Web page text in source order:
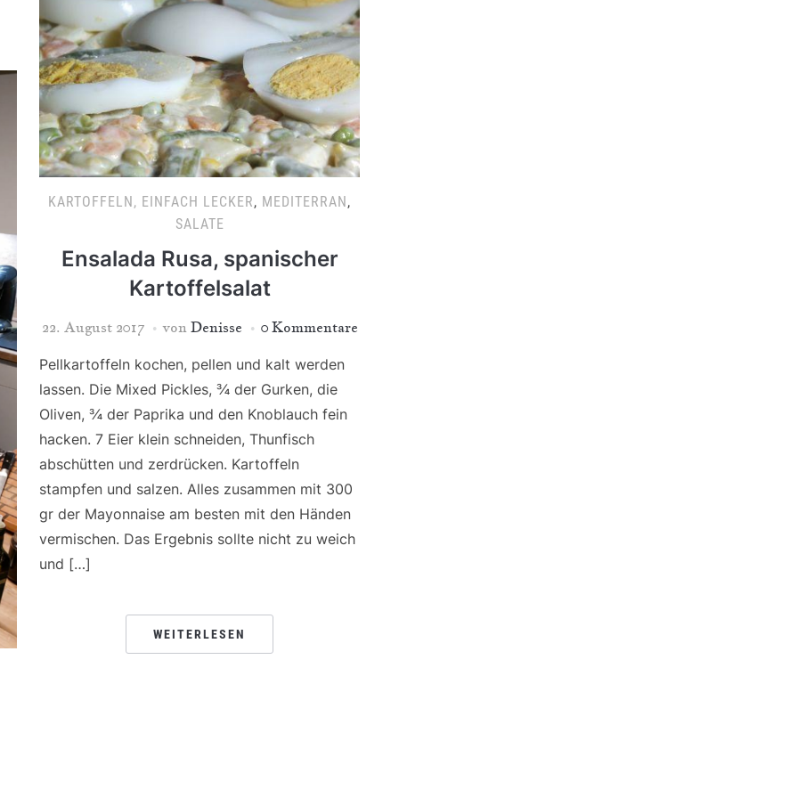
KARTOFFELN, EINFACH LECKER, MEDITERRAN,
SALATE
Ensalada Rusa, spanischer
Kartoffelsalat
22. August 2017 von Denisse 0 Kommentare
Pellkartoffeln kochen, pellen und kalt werden
lassen. Die Mixed Pickles, ¾ der Gurken, die
Oliven, ¾ der Paprika und den Knoblauch fein
hacken. 7 Eier klein schneiden, Thunfisch
abschütten und zerdrücken. Kartoffeln
stampfen und salzen. Alles zusammen mit 300
gr der Mayonnaise am besten mit den Händen
vermischen. Das Ergebnis sollte nicht zu weich
und […]
WEITERLESEN